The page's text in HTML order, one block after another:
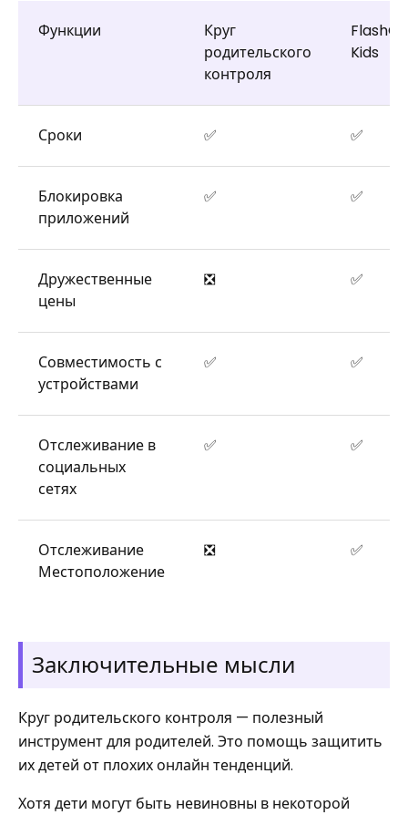
Функции
Круг
родительского
контроля
Kids
Сроки ✅ ✅
Блокировка
приложений
✅ ✅
Дружественные
цены
❎ ✅
Совместимость с
устройствами
✅ ✅
Отслеживание в
социальных
сетях
✅ ✅
Отслеживание
Местоположение
❎ ✅
Заключительные мысли
Круг родительского контроля — полезный
инструмент для родителей. Это помощь защитить
их детей от плохих онлайн тенденций.
Хотя дети могут быть невиновны в некоторой